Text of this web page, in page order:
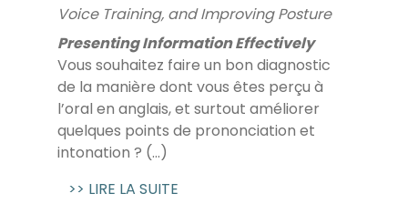
Voice Training, and Improving Posture
Presenting Information Effectively
Vous souhaitez faire un bon diagnostic
de la manière dont vous êtes perçu à
l’oral en anglais, et surtout améliorer
quelques points de prononciation et
intonation ? (...)
>> LIRE LA SUITE